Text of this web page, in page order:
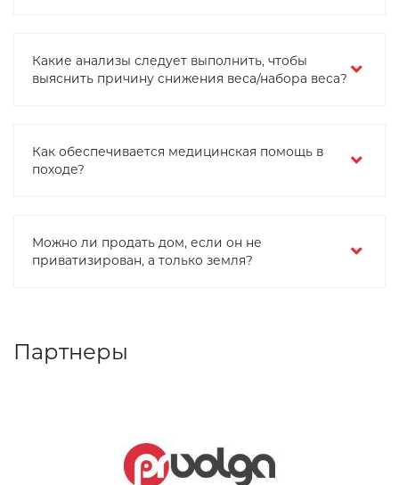
Какие анализы следует выполнить, чтобы
выяснить причину снижения веса/набора веса?
Как обеспечивается медицинская помощь в
походе?
Можно ли продать дом, если он не
приватизирован, а только земля?
Партнеры